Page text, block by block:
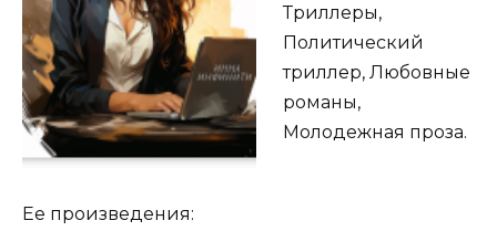
Триллеры,
Политический
триллер, Любовные
романы,
Молодежная проза.
Ее произведения: